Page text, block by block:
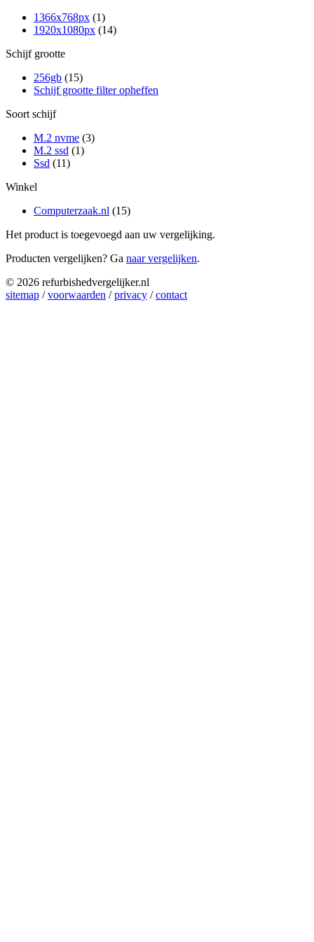
1366x768px (1)
1920x1080px (14)
Schijf grootte
256gb (15)
Schijf grootte filter opheffen
Soort schijf
M.2 nvme (3)
M.2 ssd (1)
Ssd (11)
Winkel
Computerzaak.nl (15)
Het product is toegevoegd aan uw vergelijking.
Producten vergelijken? Ga naar vergelijken.
© 2026 refurbishedvergelijker.nl
sitemap /voorwaarden /privacy /contact